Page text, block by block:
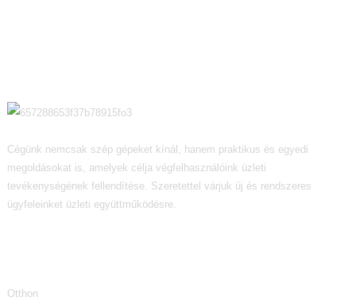
Cégünk nemcsak szép gépeket kínál, hanem praktikus és egyedi
megoldásokat is, amelyek célja végfelhasználóink ​​üzleti
tevékenységének fellendítése. Szeretettel várjuk új és rendszeres
ügyfeleinket üzleti együttműködésre.
Otthon